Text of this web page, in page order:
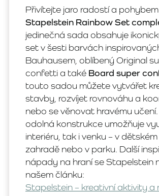
Přivítejte jaro radostí a
Stapelstein Rainbow Set
jedinečná sada obsahuje
set v šesti barvách
Bauhausem, oblíbený Original
confetti a také Board super
touto sadou můžete vytvářet
stavby, rozvíjet rovnováhu a
nebo se věnovat hravému
odolná konstrukce umožňuje
interiéru, tak i venku – v
zahradě nebo v parku. Další
nápady na hraní se Stapelstein
našem článku:
Stapelstein – kreativní aktivity a